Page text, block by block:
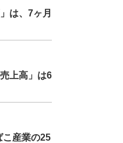
は、7ヶ月
上高」は6
産業の25